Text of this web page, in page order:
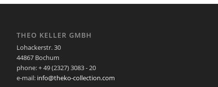
THEO KELLER GMBH
Lohackerstr. 30
44867 Bochum
phone: + 49 (2327) 3083 - 20
e-mail: info@theko-collection.com